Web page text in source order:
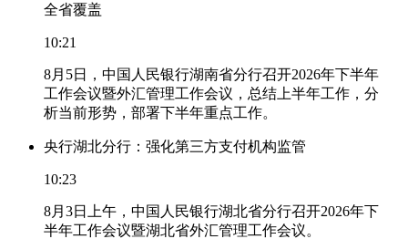
全省覆盖
10:21
8月5日，中国人民银行湖南省分行召开2026年下半年
工作会议暨外汇管理工作会议，总结上半年工作，分
析当前形势，部署下半年重点工作。
央行湖北分行：强化第三方支付机构监管
10:23
8月3日上午，中国人民银行湖北省分行召开2026年下
半年工作会议暨湖北省外汇管理工作会议。